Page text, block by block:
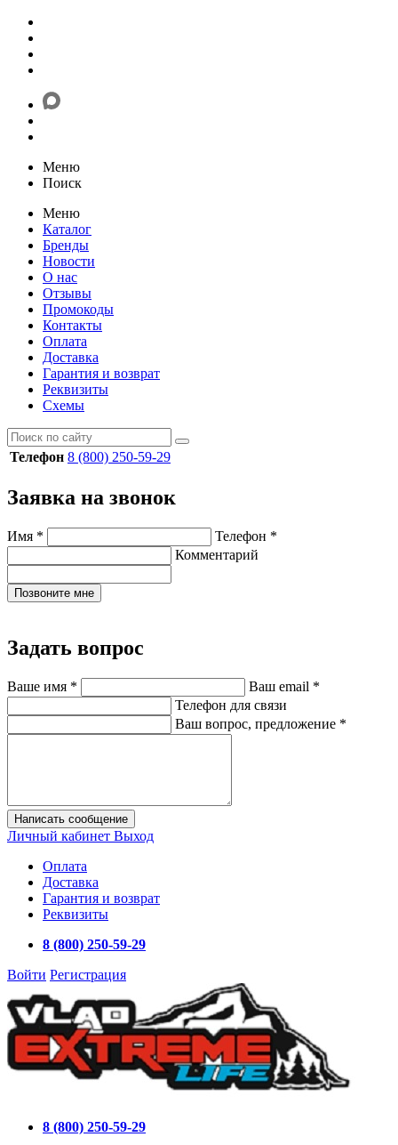
Меню
Поиск
Меню
Каталог
Бренды
Новости
О нас
Отзывы
Промокоды
Контакты
Оплата
Доставка
Гарантия и возврат
Реквизиты
Схемы
Телефон 8 (800) 250-59-29
Заявка на звонок
Имя * Телефон *
Комментарий
Позвоните мне
Задать вопрос
Ваше имя * Ваш email *
Телефон для связи
Ваш вопрос, предложение *
Написать сообщение
Личный кабинет Выход
Оплата
Доставка
Гарантия и возврат
Реквизиты
8 (800) 250-59-29
Войти Регистрация
8 (800) 250-59-29